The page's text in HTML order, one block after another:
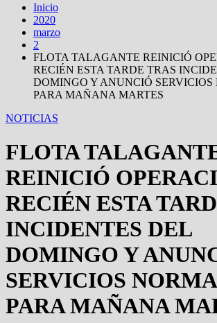
Inicio
2020
marzo
2
FLOTA TALAGANTE REINICIÓ
RECIÉN ESTA TARDE TRAS
DOMINGO Y ANUNCIÓ SERVICIOS
PARA MAÑANA MARTES
NOTICIAS
FLOTA
REINICIÓ
RECIÉN ESTA
INCIDENTES DEL
DOMINGO Y
SERVICIOS
PARA MAÑANA